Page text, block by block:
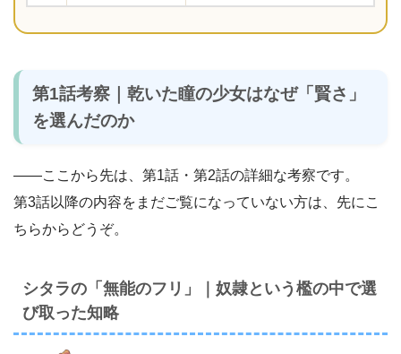
第1話考察｜乾いた瞳の少女はなぜ「賢さ」
を選んだのか
――ここから先は、第1話・第2話の詳細な考察です。
第3話以降の内容をまだご覧になっていない方は、先にこ
ちらからどうぞ。
シタラの「無能のフリ」｜奴隷という檻の中で選
び取った知略